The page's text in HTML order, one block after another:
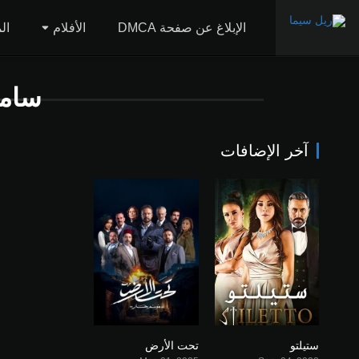
الإبلاغ عن صفحة DMCA الأفلام
آخر الإضافات
ستيلتو تحت الأرض